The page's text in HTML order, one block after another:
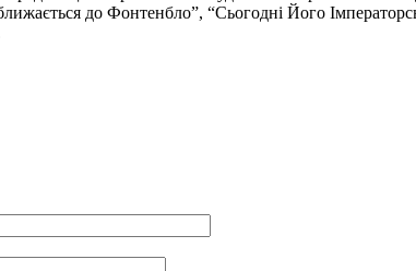
до Фонтенбло”, “Сьогодні Його